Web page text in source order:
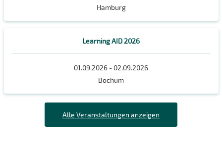
Hamburg
Learning AID 2026
01.09.2026 - 02.09.2026
Bochum
Alle Veranstaltungen anzeigen